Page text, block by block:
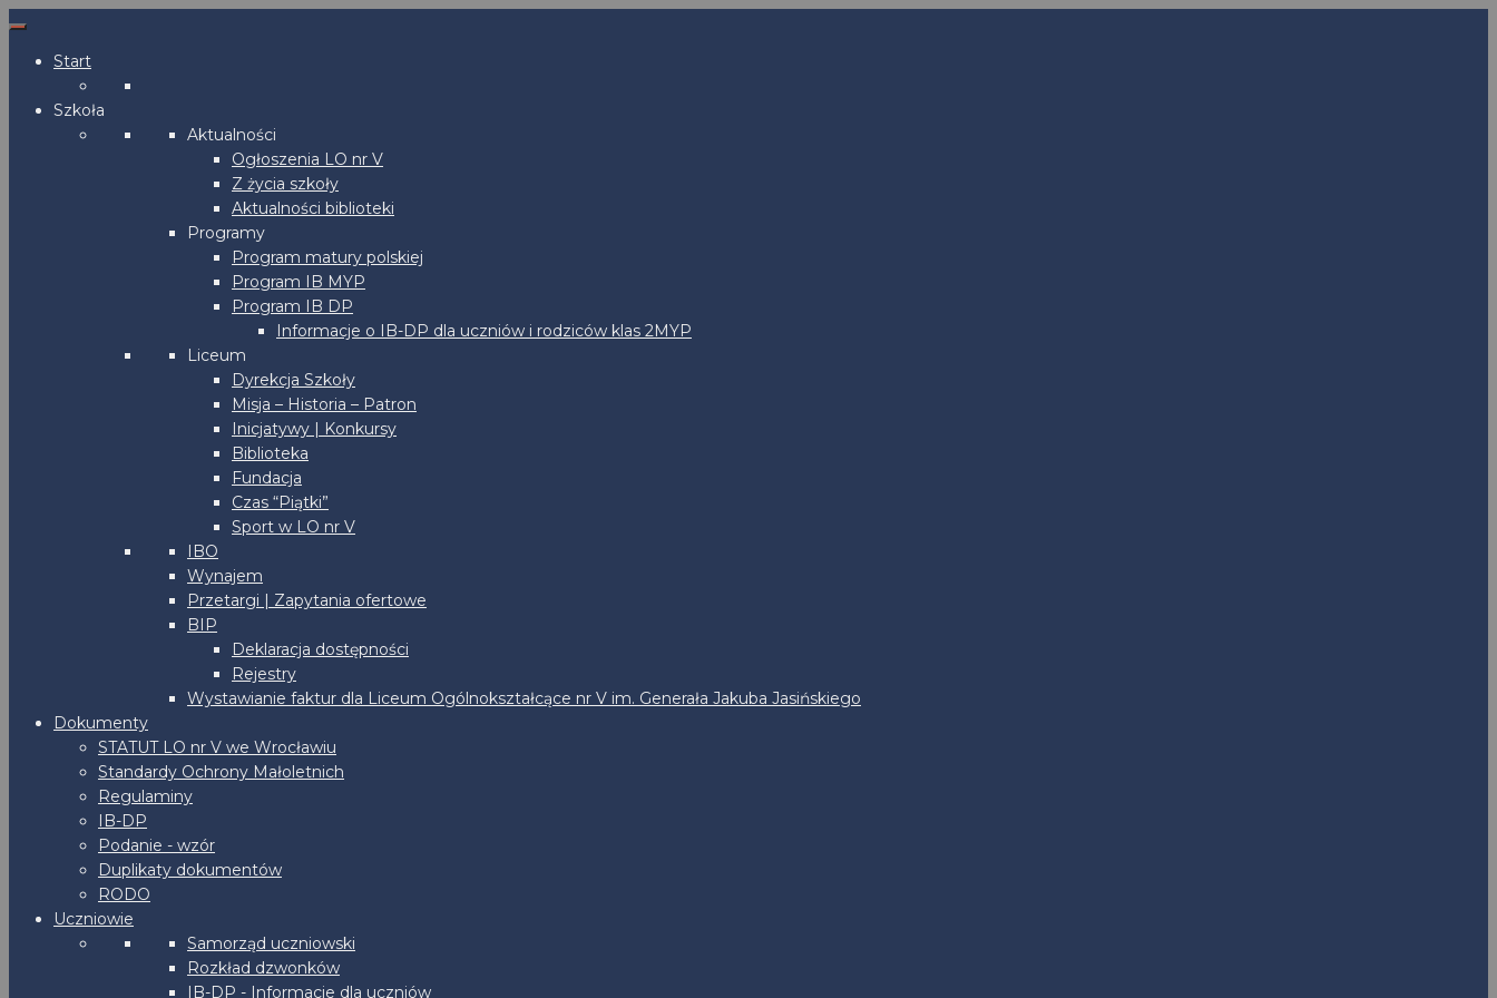
Start
Szkoła
Aktualności
Ogłoszenia LO nr V
Z życia szkoły
Aktualności biblioteki
Programy
Program matury polskiej
Program IB MYP
Program IB DP
Informacje o IB-DP dla uczniów i rodziców klas 2MYP
Liceum
Dyrekcja Szkoły
Misja – Historia – Patron
Inicjatywy | Konkursy
Biblioteka
Fundacja
Czas “Piątki”
Sport w LO nr V
IBO
Wynajem
Przetargi | Zapytania ofertowe
BIP
Deklaracja dostępności
Rejestry
Wystawianie faktur dla Liceum Ogólnokształcące nr V im. Generała Jakuba Jasińskiego
Dokumenty
STATUT LO nr V we Wrocławiu
Standardy Ochrony Małoletnich
Regulaminy
IB-DP
Podanie - wzór
Duplikaty dokumentów
RODO
Uczniowie
Samorząd uczniowski
Rozkład dzwonków
IB-DP - Informacje dla uczniów